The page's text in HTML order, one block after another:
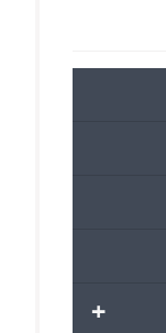
+